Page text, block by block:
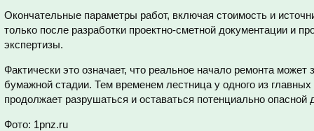
Окончательные параметры работ, включая стоимость и
только после разработки проектно-сметной документации и
экспертизы.
Фактически это означает, что реальное начало ремонта может
бумажной стадии. Тем временем лестница у одного из
продолжает разрушаться и оставаться потенциально опасной
Фото: 1pnz.ru